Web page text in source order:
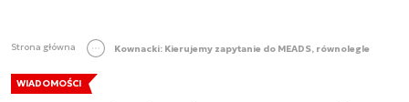
Strona główna Kownacki: Kierujemy zapytanie do MEADS, równolegle
WIADOMOŚCI